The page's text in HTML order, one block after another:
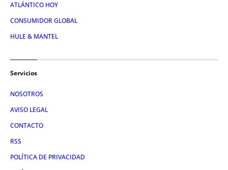
ATLÁNTICO HOY
CONSUMIDOR GLOBAL
HULE & MANTEL
Servicios
NOSOTROS
AVISO LEGAL
CONTACTO
RSS
POLÍTICA DE PRIVACIDAD